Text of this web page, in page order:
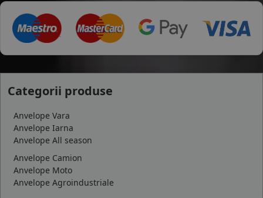
Categorii produse
Anvelope Vara
Anvelope Iarna
Anvelope All season
Anvelope Camion
Anvelope Moto
Anvelope Agroindustriale